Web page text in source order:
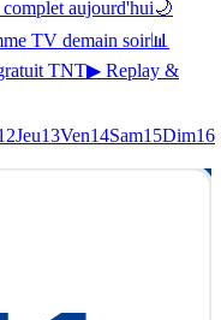
aujourd'hui🌙
TV demain soir📊
TNT▶ Replay &
Jeu13Ven14Sam15Dim16